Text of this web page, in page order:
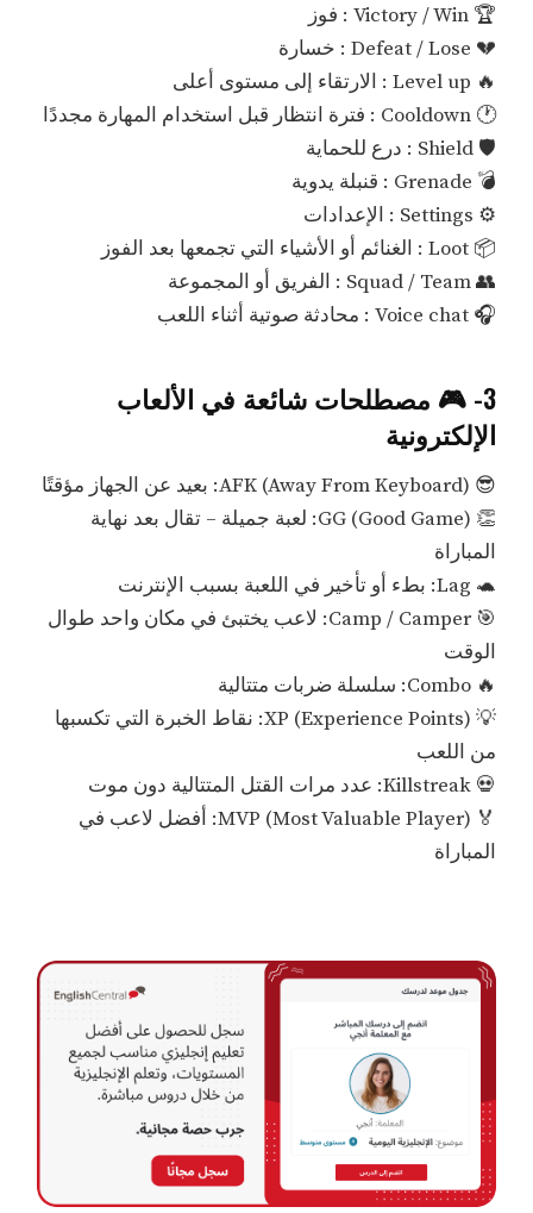
🏆 Victory / Win : فوز
💔 Defeat / Lose : خسارة
🔥 Level up : الارتقاء إلى مستوى أعلى
🕐 Cooldown : فترة انتظار قبل استخدام المهارة مجددًا
🛡️ Shield : درع للحماية
💣 Grenade : قنبلة يدوية
⚙️ Settings : الإعدادات
📦 Loot : الغنائم أو الأشياء التي تجمعها بعد الفوز
👥 Squad / Team : الفريق أو المجموعة
🎧 Voice chat : محادثة صوتية أثناء اللعب
3- 🎮 مصطلحات شائعة في الألعاب
الإلكترونية
😎 AFK (Away From Keyboard): بعيد عن الجهاز مؤقتًا
👏 GG (Good Game): لعبة جميلة – تقال بعد نهاية
المباراة
🐢 Lag: بطء أو تأخير في اللعبة بسبب الإنترنت
🎯 Camp / Camper: لاعب يختبئ في مكان واحد طوال
الوقت
🔥 Combo: سلسلة ضربات متتالية
💡 XP (Experience Points): نقاط الخبرة التي تكسبها
من اللعب
💀 Killstreak: عدد مرات القتل المتتالية دون موت
🏅 MVP (Most Valuable Player): أفضل لاعب في
المباراة